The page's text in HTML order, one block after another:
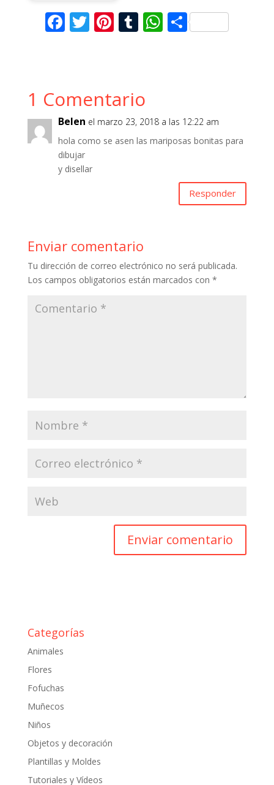
F
o
o
k
T Pi
st
T
r
W
p
p
C
ti
r
1 Comentario
Belen el marzo 23, 2018 a las 12:22 am
hola como se asen las mariposas bonitas para
dibujar
y disellar
Responder
Enviar comentario
Tu dirección de correo electrónico no será publicada.
Los campos obligatorios están marcados con *
Categorías
Animales
Flores
Fofuchas
Muñecos
Niños
Objetos y decoración
Plantillas y Moldes
Tutoriales y Vídeos